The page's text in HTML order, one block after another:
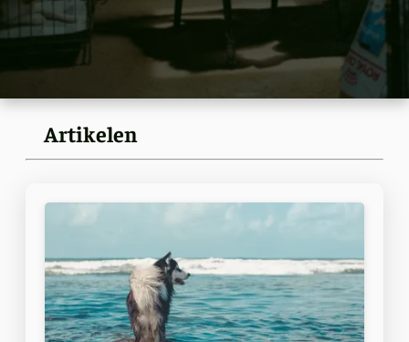
Artikelen